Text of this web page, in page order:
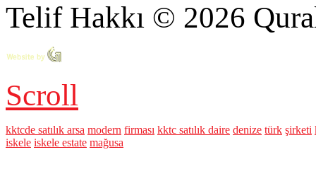
Telif Hakkı © 2026
Scroll
kktcde satılık arsa modern firması kktc satılık daire denize türk şirketi
iskele iskele estate mağusa